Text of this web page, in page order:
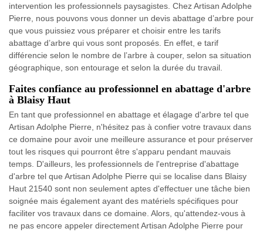
intervention les professionnels paysagistes. Chez Artisan Adolphe
Pierre, nous pouvons vous donner un devis abattage d’arbre pour
que vous puissiez vous préparer et choisir entre les tarifs
abattage d’arbre qui vous sont proposés. En effet, e tarif
différencie selon le nombre de l’arbre à couper, selon sa situation
géographique, son entourage et selon la durée du travail.
Faites confiance au professionnel en abattage d'arbre
à Blaisy Haut
En tant que professionnel en abattage et élagage d'arbre tel que
Artisan Adolphe Pierre, n'hésitez pas à confier votre travaux dans
ce domaine pour avoir une meilleure assurance et pour préserver
tout les risques qui pourront être s'apparu pendant mauvais
temps. D'ailleurs, les professionnels de l'entreprise d'abattage
d'arbre tel que Artisan Adolphe Pierre qui se localise dans Blaisy
Haut 21540 sont non seulement aptes d'effectuer une tâche bien
soignée mais également ayant des matériels spécifiques pour
faciliter vos travaux dans ce domaine. Alors, qu'attendez-vous à
ne pas encore appeler directement Artisan Adolphe Pierre pour